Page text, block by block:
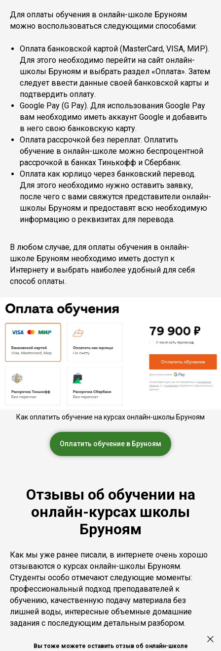
Для оплаты обучения в онлайн-школе Бруноям
можно воспользоваться следующими способами:
Оплата банковской картой (MasterCard, VISA, МИР).
Для этого необходимо перейти на сайт онлайн-
школы Бруноям и выбрать раздел «Оплата». Затем
следует ввести данные своей банковской карты и
подтвердить оплату.
Google Pay (G Pay). Для использования Google Pay
вам необходимо иметь аккаунт Google и добавить
в него свою банковскую карту.
Оплата рассрочкой без переплат. Оплатить
обучение в онлайн-школе можно беспроцентной
рассрочкой в банках Тинькофф и Сбербанк.
Оплата как юрлицо через банковский перевод.
Для этого необходимо нужно оставить заявку,
после чего с вами свяжутся представители онлайн-
школы Бруноям и предоставят всю необходимую
информацию о реквизитах для перевода.
В любом случае, для оплаты обучения в онлайн-
школе Бруноям необходимо иметь доступ к
Интернету и выбрать наиболее удобный для себя
способ оплаты.
Как оплатить обучение на курсах онлайн-школы Бруноям
Оплатить обучение в Бруноям
Отзывы об обучении на
онлайн-курсах школы
Бруноям
Как мы уже ранее писали, в интернете очень хорошо
отзываются о курсах онлайн-школы Бруноям.
Студенты особо отмечают следующие моменты:
профессиональный подход преподавателей к
обучению, качественную подачу материала без
лишней воды, интересные объемные домашние
задания с последующим детальным разбором.
Вы тоже можете оставить отзыв об онлайн-школе